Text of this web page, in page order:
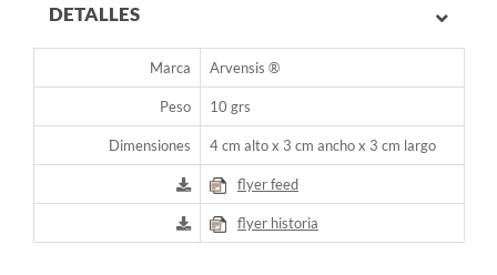
DETALLES
Marca Arvensis ®
Peso 10 grs
Dimensiones 4 cm alto x 3 cm ancho x 3 cm largo
flyer feed
flyer historia